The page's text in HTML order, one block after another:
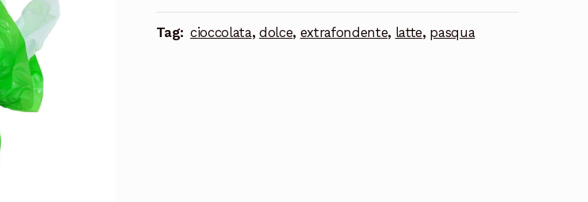
Tag: cioccolata, dolce, extrafondente, latte, pasqua